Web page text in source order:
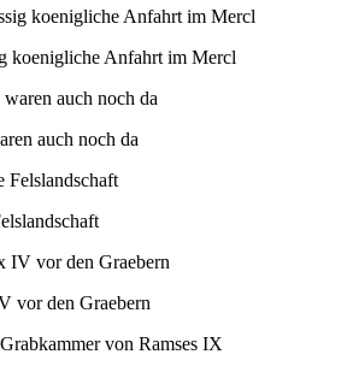
koenigliche Anfahrt im Mercl
auch noch da
vor den Graebern